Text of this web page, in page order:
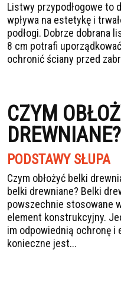
Listwy przypodłogowe to
wpływa na estetykę i
podłogi. Dobrze dobrana
8 cm potrafi
ochronić ściany przed
CZYM
DREWNIANE?
PODSTAWY SŁUPA
Czym obłożyć belki
belki drewniane? Belki
powszechnie stosowane
element konstrukcyjny.
im odpowiednią ochronę i
konieczne jest...